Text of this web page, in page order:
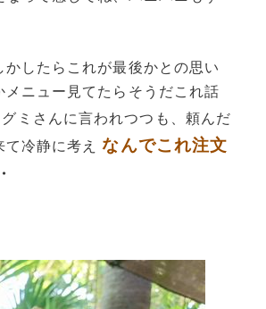
したらこれが最後かとの思い
ニュー見てたらそうだこれ話
グミさんに言われつつも、頼んだ
て冷静に考えなんでこれ注文